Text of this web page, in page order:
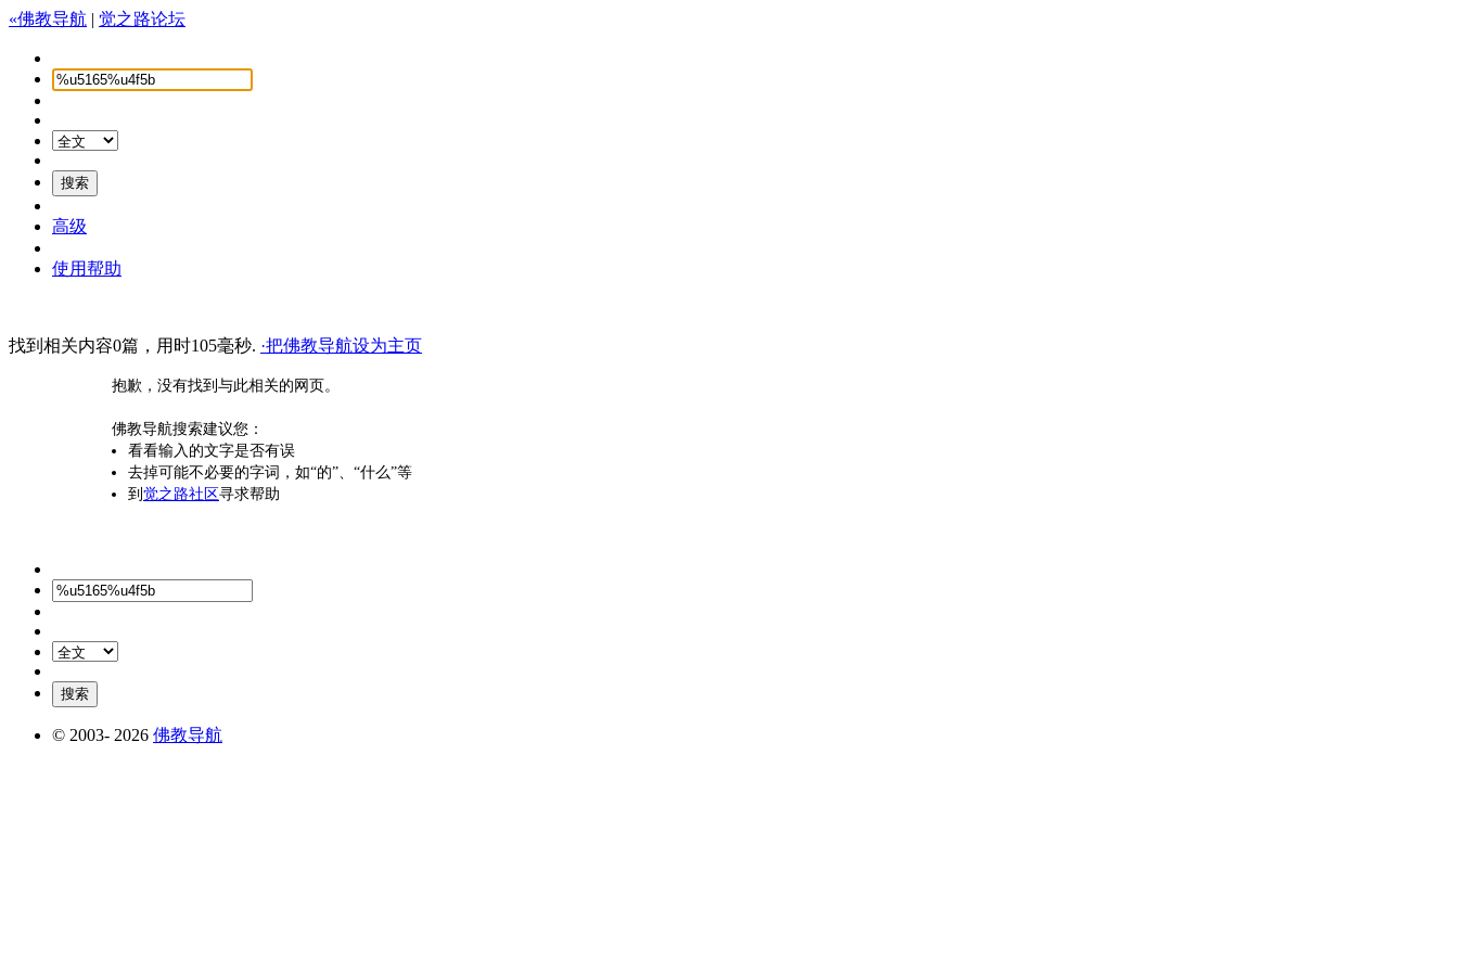
«佛教导航 | 觉之路论坛
高级
使用帮助
找到相关内容0篇，用时105毫秒. ·把佛教导航设为主页
抱歉，没有找到与此相关的网页。
佛教导航搜索建议您：
看看输入的文字是否有误
去掉可能不必要的字词，如“的”、“什么”等
到 觉之路社区寻求帮助
© 2003- 2026 佛教导航